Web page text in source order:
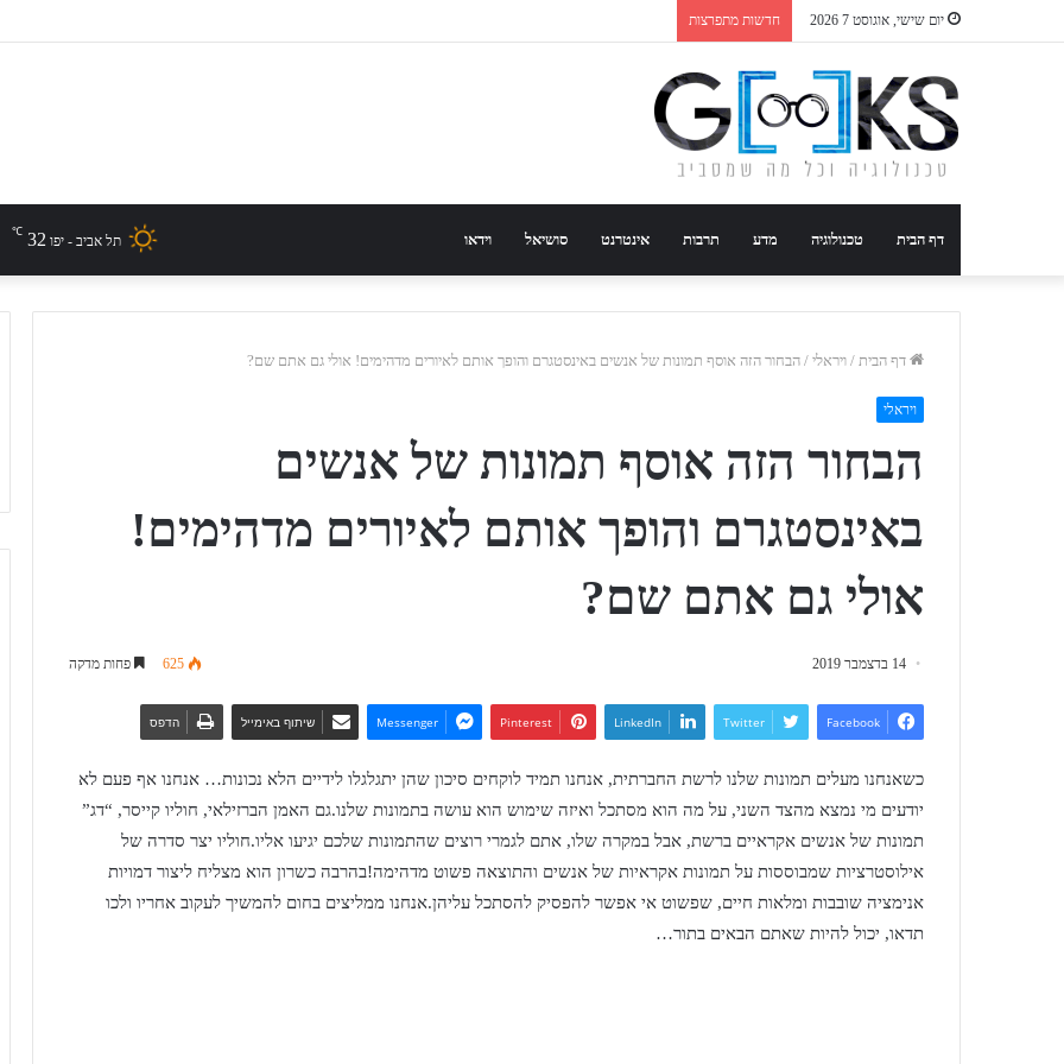
יום שישי, אוגוסט 7 2026 חדשות מתפרצות
דף הבית טכנולוגיה מדע תרבות אינטרנט סושיאל וידאו תל אביב - יפו 32
℃
דף הבית / ויראלי / הבחור הזה אוסף תמונות של אנשים באינסטגרם והופך אותם לאיורים מדהימים! אולי גם אתם שם?
ויראלי
הבחור הזה אוסף תמונות של אנשים
באינסטגרם והופך אותם לאיורים מדהימים!
אולי גם אתם שם?
14 בדצמבר 2019 625 פחות מדקה
Facebook
Twitter
LinkedIn
Pinterest
Messenger שיתוף באימייל הדפס
כשאנחנו מעלים תמונות שלנו לרשת החברתית, אנחנו תמיד לוקחים סיכון שהן יתגלגלו לידיים הלא נכונות… אנחנו אף פעם לא
יודעים מי נמצא מהצד השני, על מה הוא מסתכל ואיזה שימוש הוא עושה בתמונות שלנו.גם האמן הברזילאי, חוליו קייסר, “דג”
תמונות של אנשים אקראיים ברשת, אבל במקרה שלו, אתם לגמרי רוצים שהתמונות שלכם יגיעו אליו.חוליו יצר סדרה של
אילוסטרציות שמבוססות על תמונות אקראיות של אנשים והתוצאה פשוט מדהימה!בהרבה כשרון הוא מצליח ליצור דמויות
אנימציה שובבות ומלאות חיים, שפשוט אי אפשר להפסיק להסתכל עליהן.אנחנו ממליצים בחום להמשיך לעקוב אחריו ולכו
תדאו, יכול להיות שאתם הבאים בתור…